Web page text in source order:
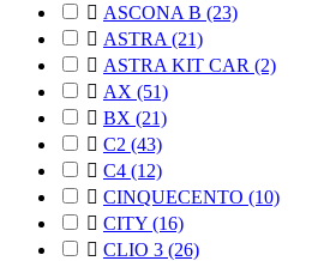
 ASCONA B (23)
 ASTRA (21)
 ASTRA KIT CAR (2)
 AX (51)
 BX (21)
 C2 (43)
 C4 (12)
 CINQUECENTO (10)
 CITY (16)
 CLIO 3 (26)